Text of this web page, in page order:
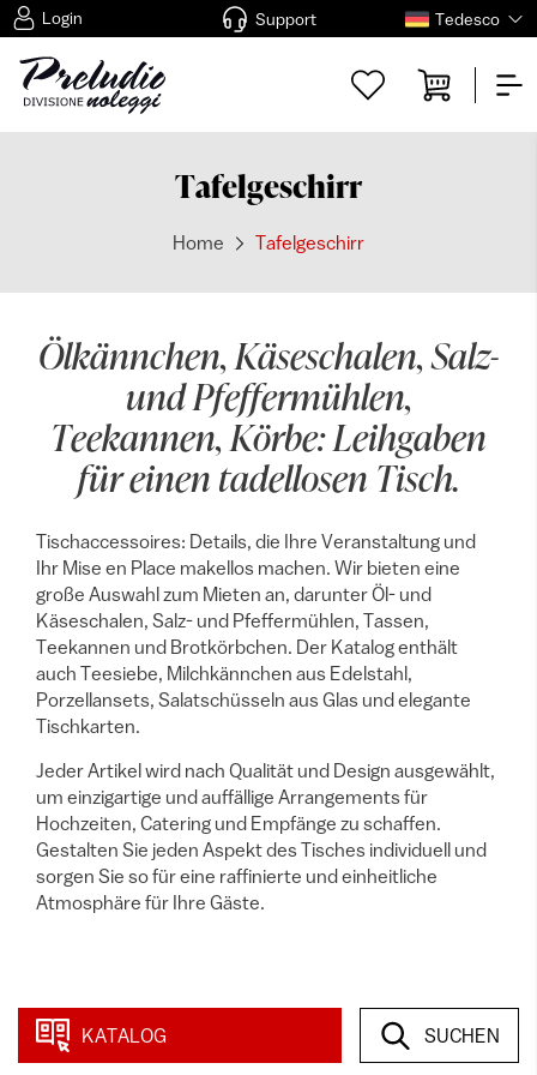
Login Support Tedesco
Tafelgeschirr
Home Tafelgeschirr
Ölkännchen, Käseschalen, Salz-
und Pfeffermühlen,
Teekannen, Körbe: Leihgaben
für einen tadellosen Tisch.
Tischaccessoires: Details, die Ihre Veranstaltung und
Ihr Mise en Place makellos machen. Wir bieten eine
große Auswahl zum Mieten an, darunter Öl- und
Käseschalen, Salz- und Pfeffermühlen, Tassen,
Teekannen und Brotkörbchen. Der Katalog enthält
auch Teesiebe, Milchkännchen aus Edelstahl,
Porzellansets, Salatschüsseln aus Glas und elegante
Tischkarten.
Jeder Artikel wird nach Qualität und Design ausgewählt,
um einzigartige und auffällige Arrangements für
Hochzeiten, Catering und Empfänge zu schaffen.
Gestalten Sie jeden Aspekt des Tisches individuell und
sorgen Sie so für eine raffinierte und einheitliche
Atmosphäre für Ihre Gäste.
43 itemin dieser Kategorie
KATALOG SUCHEN